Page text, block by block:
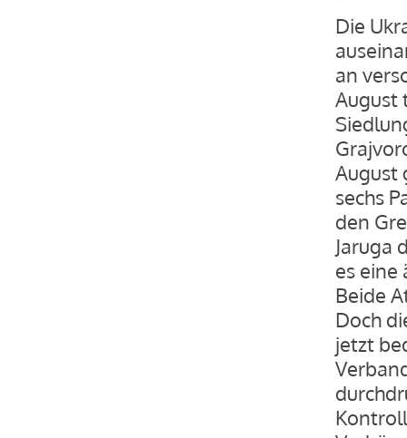
Die
an
August
August
sechs
den
Jaruga
es eine
Beide
Doch
jetzt